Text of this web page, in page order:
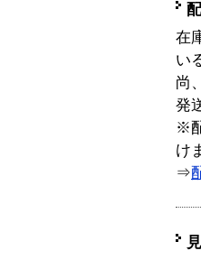
在
い
尚
発
※
け
⇒